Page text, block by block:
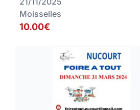
Moisselles
10.00€